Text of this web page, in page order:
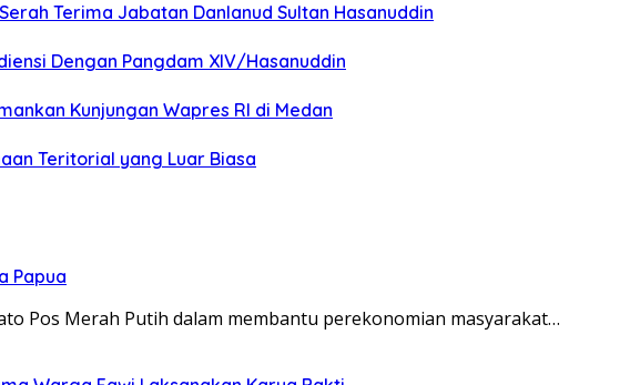
Terima Jabatan Danlanud Sultan Hasanuddin
Dengan Pangdam XIV/Hasanuddin
Kunjungan Wapres RI di Medan
Teritorial yang Luar Biasa
Papua
Pos Merah Putih dalam membantu perekonomian masyarakat…